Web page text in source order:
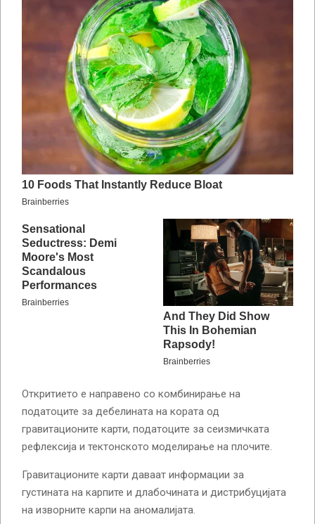
Откритието е направено со комбинирање на
податоците за дебелината на кората од
гравитационите карти, податоците за сеизмичката
рефлексија и тектонското моделирање на плочите.
Гравитационите карти даваат информации за
густината на карпите и длабочината и дистрибуцијата
на изворните карпи на аномалијата.